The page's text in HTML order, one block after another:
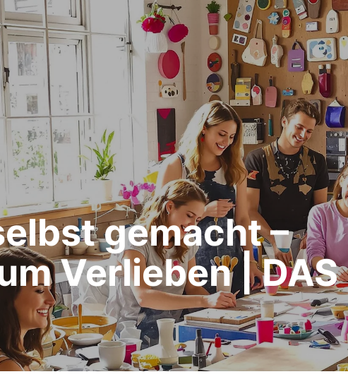
gemacht –
Verlieben | DAS